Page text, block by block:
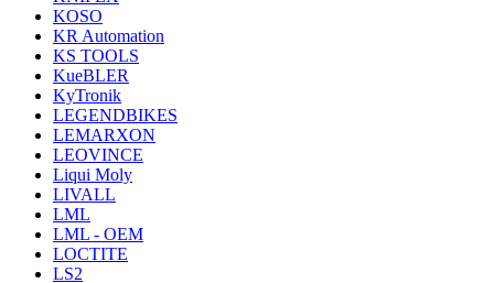
KOSO
KR Automation
KS TOOLS
KueBLER
KyTronik
LEGENDBIKES
LEMARXON
LEOVINCE
Liqui Moly
LIVALL
LML
LML - OEM
LOCTITE
LS2